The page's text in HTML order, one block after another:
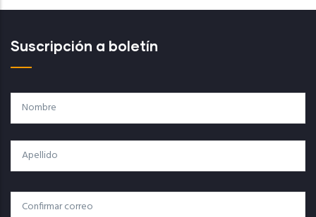
Suscripción a boletín
Nombre
Apellido
Correo
Correo Electrónico